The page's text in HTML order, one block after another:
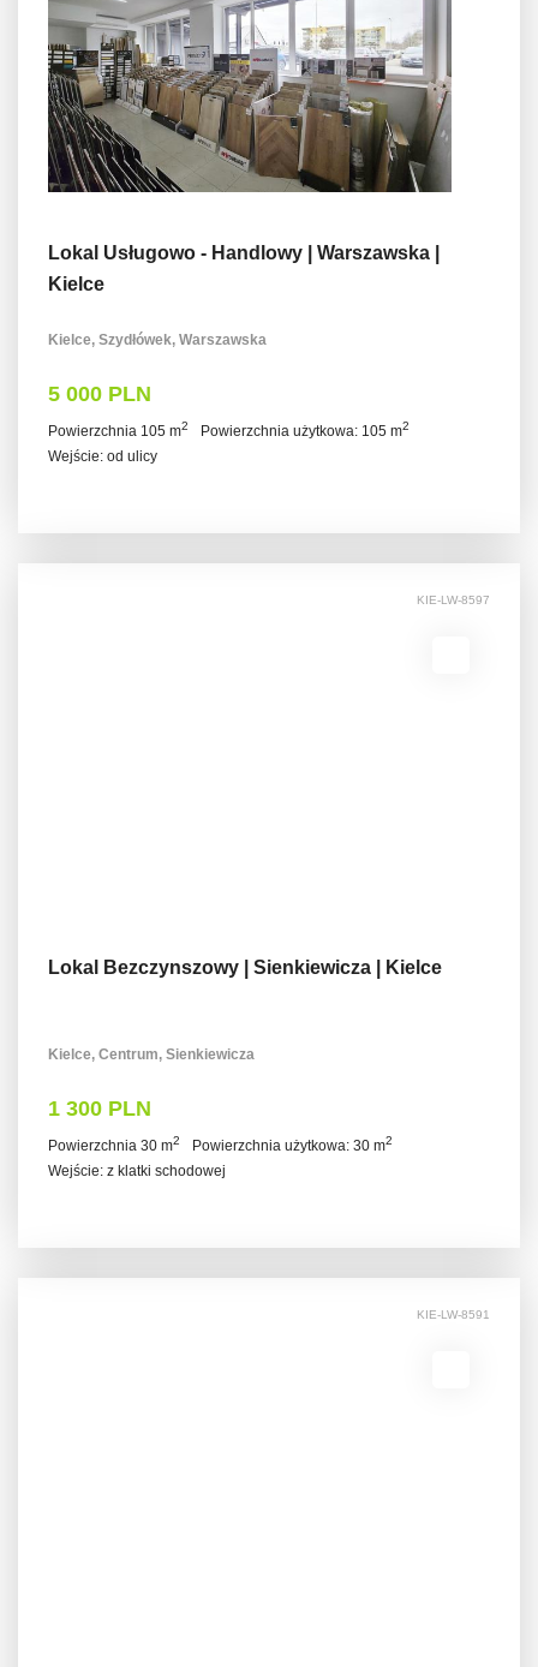
Lokal Usługowo - Handlowy | Warszawska |
Kielce
Kielce, Szydłówek, Warszawska
5 000 PLN
Powierzchnia 105 m2 Powierzchnia użytkowa: 105 m2
Wejście: od ulicy
KIE-LW-8597
Lokal Bezczynszowy | Sienkiewicza | Kielce
Kielce, Centrum, Sienkiewicza
1 300 PLN
Powierzchnia 30 m2 Powierzchnia użytkowa: 30 m2
Wejście: z klatki schodowej
KIE-LW-8591